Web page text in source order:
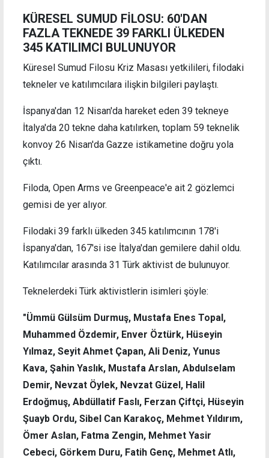
KÜRESEL SUMUD FİLOSU: 60'DAN
FAZLA TEKNEDE 39 FARKLI ÜLKEDEN
345 KATILIMCI BULUNUYOR
Küresel Sumud Filosu Kriz Masası yetkilileri, filodaki
tekneler ve katılımcılara ilişkin bilgileri paylaştı.
İspanya'dan 12 Nisan'da hareket eden 39 tekneye
İtalya'da 20 tekne daha katılırken, toplam 59 teknelik
konvoy 26 Nisan'da Gazze istikametine doğru yola
çıktı.
Filoda, Open Arms ve Greenpeace'e ait 2 gözlemci
gemisi de yer alıyor.
Filodaki 39 farklı ülkeden 345 katılımcının 178'i
İspanya'dan, 167'si ise İtalya'dan gemilere dahil oldu.
Katılımcılar arasında 31 Türk aktivist de bulunuyor.
Teknelerdeki Türk aktivistlerin isimleri şöyle:
"Ümmü Gülsüm Durmuş, Mustafa Enes Topal,
Muhammed Özdemir, Enver Öztürk, Hüseyin
Yılmaz, Seyit Ahmet Çapan, Ali Deniz, Yunus
Kava, Şahin Yaslık, Mustafa Arslan, Abdulselam
Demir, Nevzat Öylek, Nevzat Güzel, Halil
Erdoğmuş, Abdüllatif Faslı, Ferzan Çiftçi, Hüseyin
Şuayb Ordu, Sibel Can Karakoç, Mehmet Yıldırım,
Ömer Aslan, Fatma Zengin, Mehmet Yasir
Cebeci, Görkem Duru, Fatih Genç, Mehmet Atlı,